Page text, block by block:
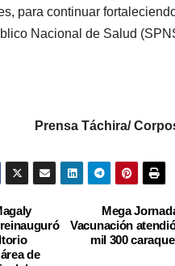
para continuar
Nacional de Salud
Prensa Táchira/
Mega
Vacunación
mil 300
de